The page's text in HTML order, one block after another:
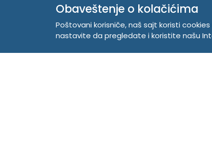
PIB 104345469
Matični broj 20150718
Obaveštenje o kolačićima
Poštovani korisniče, naš sajt koristi
nastavite da pregledate i koristite našu